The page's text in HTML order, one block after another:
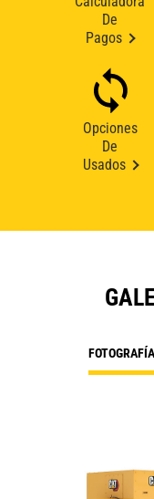
De
Pagos
Opciones
De
Usados